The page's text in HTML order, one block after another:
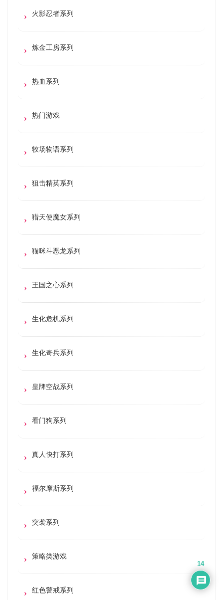
火影忍者系列
炼金工房系列
热血系列
热门游戏
牧场物语系列
狙击精英系列
猎天使魔女系列
猫咪斗恶龙系列
王国之心系列
生化危机系列
生化奇兵系列
皇牌空战系列
看门狗系列
真人快打系列
福尔摩斯系列
突袭系列
策略类游戏
红色警戒系列
14